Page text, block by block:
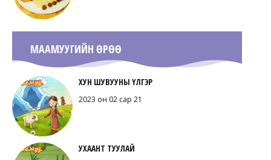
МААМУУГИЙН ӨРӨӨ
ХУН ШУВУУНЫ ҮЛГЭР
2023 он 02 сар 21
УХААНТ ТУУЛАЙ